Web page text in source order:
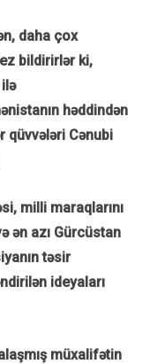
daha çox
bildirirlər ki,
həddindən
qüvvələri Cənubi
milli maraqlarını
ən azı Gürcüstan
təsir
ideyaları
müxalifətin